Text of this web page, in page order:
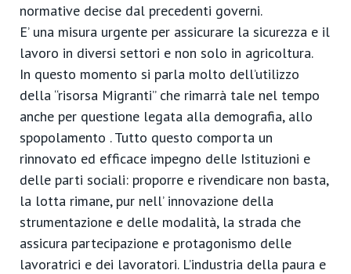
normative decise dal precedenti governi.
E’ una misura urgente per assicurare la sicurezza e il
lavoro in diversi settori e non solo in agricoltura.
In questo momento si parla molto dell’utilizzo
della “risorsa Migranti” che rimarrà tale nel tempo
anche per questione legata alla demografia, allo
spopolamento . Tutto questo comporta un
rinnovato ed efficace impegno delle Istituzioni e
delle parti sociali: proporre e rivendicare non basta,
la lotta rimane, pur nell’ innovazione della
strumentazione e delle modalità, la strada che
assicura partecipazione e protagonismo delle
lavoratrici e dei lavoratori. L’industria della paura e